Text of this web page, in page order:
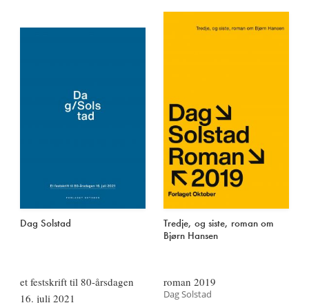
Dag Solstad
et festskrift til 80-årsdagen
16. juli 2021
Tredje, og siste, roman om
Bjørn Hansen
roman 2019
Dag Solstad